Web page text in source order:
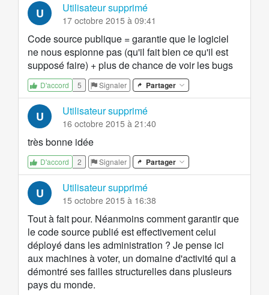
U Utilisateur supprimé
17 octobre 2015 à 09:41
Code source publique = garantie que le logiciel
ne nous espionne pas (qu'il fait bien ce qu'il est
supposé faire) + plus de chance de voir les bugs
D'accord 5 Signaler Partager
U Utilisateur supprimé
16 octobre 2015 à 21:40
très bonne idée
D'accord 2 Signaler Partager
U Utilisateur supprimé
15 octobre 2015 à 16:38
Tout à fait pour. Néanmoins comment garantir que
le code source publié est effectivement celui
déployé dans les administration ? Je pense ici
aux machines à voter, un domaine d'activité qui a
démontré ses failles structurelles dans plusieurs
pays du monde.